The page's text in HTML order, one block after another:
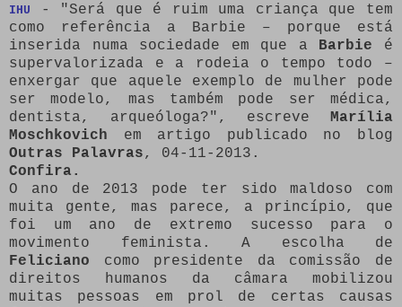
IHU
- "Será que é ruim uma criança que tem
como referência a Barbie – porque está
inserida numa sociedade em que a Barbie é
supervalorizada e a rodeia o tempo todo –
enxergar que aquele exemplo de mulher pode
ser modelo, mas também pode ser médica,
dentista, arqueóloga?", escreve Marília
Moschkovich em artigo publicado no blog
Outras Palavras, 04-11-2013.
Confira.
O ano de 2013 pode ter sido maldoso com
muita gente, mas parece, a princípio, que
foi um ano de extremo sucesso para o
movimento feminista. A escolha de
Feliciano como presidente da comissão de
direitos humanos da câmara mobilizou
muitas pessoas em prol de certas causas